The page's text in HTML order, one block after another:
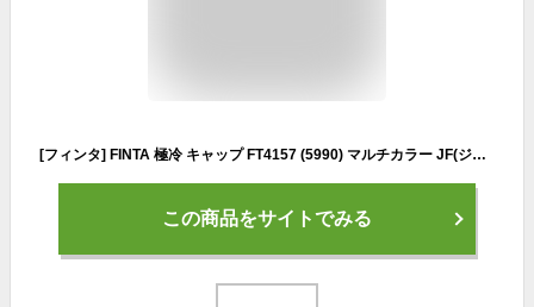
[フィンタ] FINTA 極冷 キャップ FT4157 (5990) マルチカラー JF(ジュニアフリー)
この商品をサイトでみる